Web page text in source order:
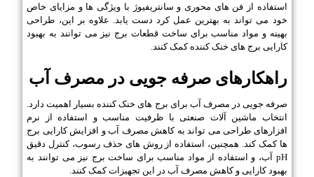
استفاده از فن های محوری و سانتریفیوژ با ویژگی ها و مزایای خاص
خود می تواند به بهترین عمل کرد دست یابد. علاوه بر این، طراحی
بهینه و مواد مناسب برای ساخت قطعات برج نیز می توانند به بهبود
کارایی برج های خنک کننده کمک کنند.
راهکارهای صرفه جویی در مصرف آب
صرفه جویی در مصرف آب برای برج های خنک کننده بسیار اهمیت دارد.
انتخاب ماشین آلات صنعتی با ظرفیت مناسب و استفاده از نرم
افزارهای طراحی می تواند به کاهش مصرف آب و افزایش کارایی برج
ها کمک کند. همچنین، استفاده از روش های حذف رسوب، کنترل دقیق
pH آب، و استفاده از مواد مناسب برای ساخت برج نیز می توانند به
بهبود کارایی و کاهش مصرف آب در این تجهیزات کمک کنند.